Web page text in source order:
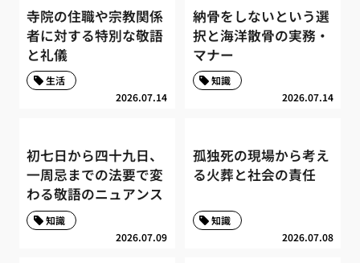
寺院の住職や宗教関係
者に対する特別な敬語
と礼儀
2026.07.14
生活
納骨をしないという選
択と海洋散骨の実務・
マナー
2026.07.14
知識
初七日から四十九日、
一周忌までの法要で変
わる敬語のニュアンス
2026.07.09
知識
孤独死の現場から考え
る火葬と社会の責任
2026.07.08
知識